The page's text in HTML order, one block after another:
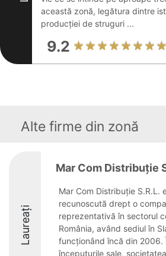
această zonă, legătura dintre
producției de struguri ...
9.2
Alte firme din zonă
Laureați
Mar Com Distribuţie
Mar Com Distribuție S.R.L.
recunoscută drept o
reprezentativă în sectorul
România, având sediul în
funcționând încă din 2006.
începuturile sale,